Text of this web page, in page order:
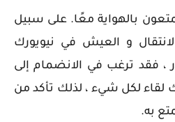
بالهواية معًا. على سبيل
و العيش في نيويورك
، فقد ترغب في الانضمام إلى
لقاء لكل شيء ، لذلك تأكد من
به.